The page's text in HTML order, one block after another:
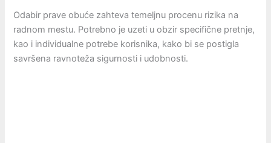
Odabir prave obuće zahteva temeljnu procenu rizika na
radnom mestu. Potrebno je uzeti u obzir specifične pretnje,
kao i individualne potrebe korisnika, kako bi se postigla
savršena ravnoteža sigurnosti i udobnosti.